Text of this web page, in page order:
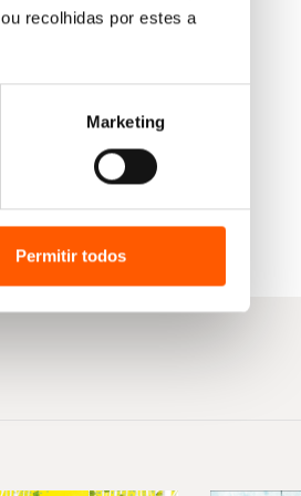
recolhidas por estes a
Marketing
Permitir todos